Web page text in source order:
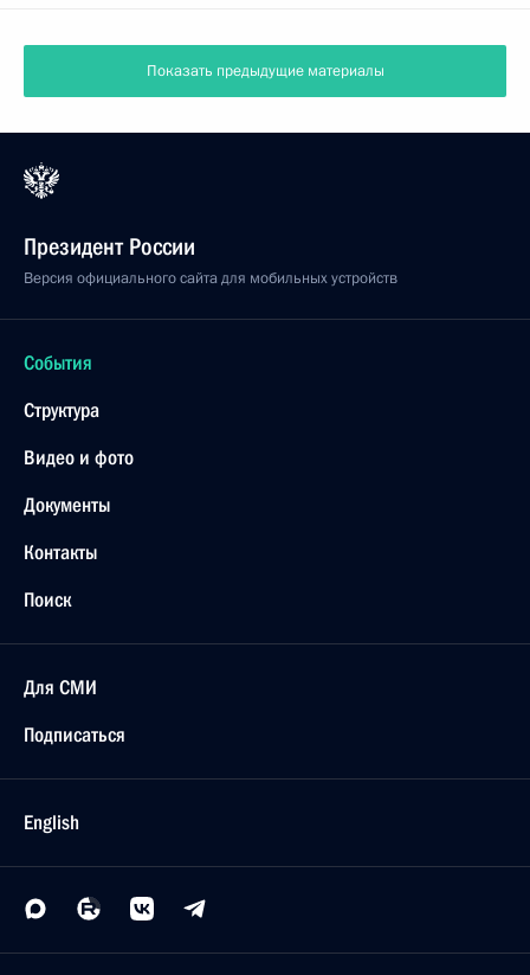
Показать предыдущие материалы
Президент России
Версия официального сайта для мобильных устройств
События
Структура
Видео и фото
Документы
Контакты
Поиск
Для СМИ
Подписаться
English